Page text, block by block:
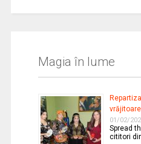
Magia în lume
01/02/
Spread
cititori